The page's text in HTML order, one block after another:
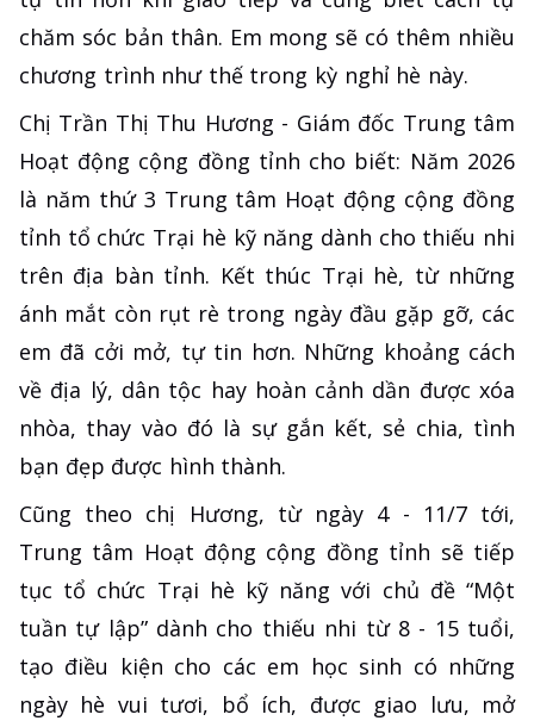
chăm sóc bản thân. Em mong sẽ có thêm nhiều
chương trình như thế trong kỳ nghỉ hè này.
Chị Trần Thị Thu Hương - Giám đốc Trung tâm
Hoạt động cộng đồng tỉnh cho biết: Năm 2026
là năm thứ 3 Trung tâm Hoạt động cộng đồng
tỉnh tổ chức Trại hè kỹ năng dành cho thiếu nhi
trên địa bàn tỉnh. Kết thúc Trại hè, từ những
ánh mắt còn rụt rè trong ngày đầu gặp gỡ, các
em đã cởi mở, tự tin hơn. Những khoảng cách
về địa lý, dân tộc hay hoàn cảnh dần được xóa
nhòa, thay vào đó là sự gắn kết, sẻ chia, tình
bạn đẹp được hình thành.
Cũng theo chị Hương, từ ngày 4 - 11/7 tới,
Trung tâm Hoạt động cộng đồng tỉnh sẽ tiếp
tục tổ chức Trại hè kỹ năng với chủ đề “Một
tuần tự lập” dành cho thiếu nhi từ 8 - 15 tuổi,
tạo điều kiện cho các em học sinh có những
ngày hè vui tươi, bổ ích, được giao lưu, mở